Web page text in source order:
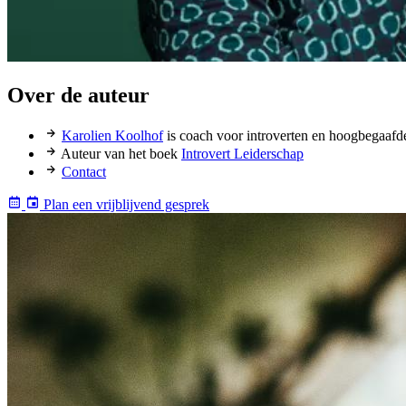
Over de auteur
Karolien Koolhofis coach voor introverten en
Auteur van het boek Introvert Leiderschap
Contact
Plan een vrijblijvend gesprek